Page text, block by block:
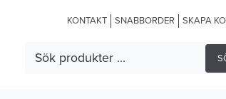
KONTAKT SNABBORDER SKAPA